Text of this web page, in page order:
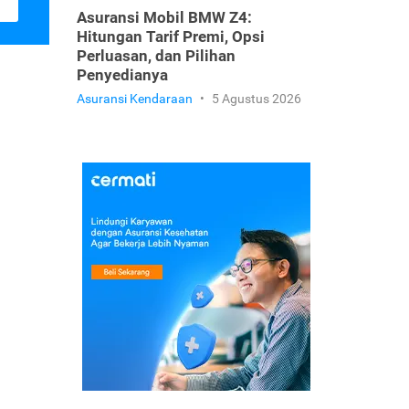
Asuransi Mobil BMW Z4:
Hitungan Tarif Premi, Opsi
Perluasan, dan Pilihan
Penyedianya
Asuransi Kendaraan • 5 Agustus 2026